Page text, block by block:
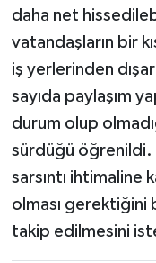
daha net
vatandaşların bir
iş yerlerinden
sayıda paylaşım
durum olup
sürdüğü öğrenildi.
sarsıntı ihtimaline
olması gerektiğini
takip edilmesini